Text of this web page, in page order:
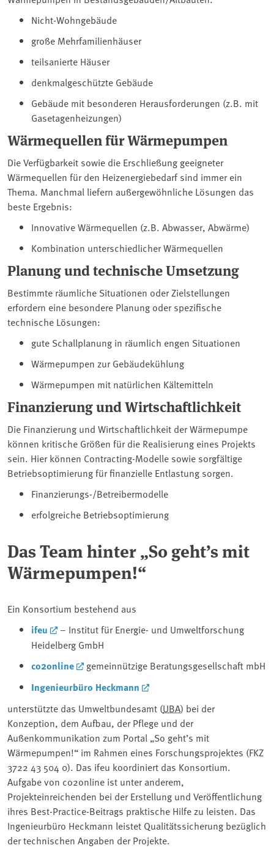
Nicht-Wohngebäude
große Mehrfamilienhäuser
teilsanierte Häuser
denkmalgeschützte Gebäude
Gebäude mit besonderen Herausforderungen (z.B. mit
Gasetagenheizungen)
Wärmequellen für Wärmepumpen
Die Verfügbarkeit sowie die Erschließung geeigneter
Wärmequellen für den Heizenergiebedarf sind immer ein
Thema. Manchmal liefern außergewöhnliche Lösungen das
beste Ergebnis:
Innovative Wärmequellen (z.B. Abwasser, Abwärme)
Kombination unterschiedlicher Wärmequellen
Planung und technische Umsetzung
Bestimmte räumliche Situationen oder Zielstellungen
erfordern eine besondere Planung oder spezifische
technische Lösungen:
gute Schallplanung in räumlich engen Situationen
Wärmepumpen zur Gebäudekühlung
Wärmepumpen mit natürlichen Kältemitteln
Finanzierung und Wirtschaftlichkeit
Die Finanzierung und Wirtschaftlichkeit der Wärmepumpe
können kritische Größen für die Realisierung eines Projekts
sein. Hier können Contracting-Modelle sowie sorgfältige
Betriebsoptimierung für finanzielle Entlastung sorgen.
Finanzierungs-/Betreibermodelle
erfolgreiche Betriebsoptimierung
Das Team hinter „So geht’s mit
Wärmepumpen!“
Ein Konsortium bestehend aus
ifeu
– Institut für Energie- und Umweltforschung
Heidelberg GmbH
co2online gemeinnützige Beratungsgesellschaft mbH
Ingenieurbüro Heckmann
unterstützte das Umweltbundesamt (UBA) bei der
Konzeption, dem Aufbau, der Pflege und der
Außenkommunikation zum Portal „So geht’s mit
Wärmepumpen!“ im Rahmen eines Forschungsprojektes (FKZ
3722 43 504 0). Das ifeu koordiniert das Konsortium.
Aufgabe von co2online ist unter anderem,
Projekteinreichenden bei der Erstellung und Veröffentlichung
ihres Best-Practice-Beitrags praktische Hilfe zu leisten. Das
Ingenieurbüro Heckmann leistet Qualitätssicherung bezüglich
der technischen Angaben der Projekte.